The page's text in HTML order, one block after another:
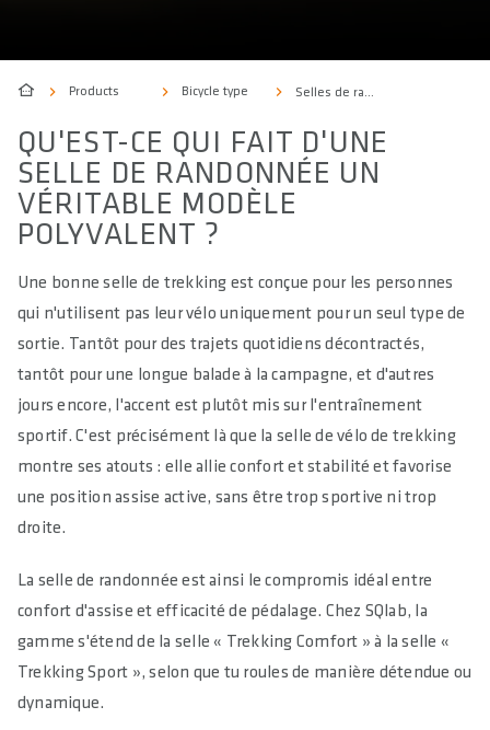
Products Bicycle type Selles de randonnée
QU'EST-CE QUI FAIT D'UNE
SELLE DE RANDONNÉE UN
VÉRITABLE MODÈLE
POLYVALENT ?
Une bonne selle de trekking est conçue pour les personnes
qui n'utilisent pas leur vélo uniquement pour un seul type de
sortie. Tantôt pour des trajets quotidiens décontractés,
tantôt pour une longue balade à la campagne, et d'autres
jours encore, l'accent est plutôt mis sur l'entraînement
sportif. C'est précisément là que la selle de vélo de trekking
montre ses atouts : elle allie confort et stabilité et favorise
une position assise active, sans être trop sportive ni trop
droite.
La selle de randonnée est ainsi le compromis idéal entre
confort d'assise et efficacité de pédalage. Chez SQlab, la
gamme s'étend de la selle « Trekking Comfort » à la selle «
Trekking Sport », selon que tu roules de manière détendue ou
dynamique.